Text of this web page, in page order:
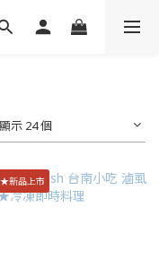
示 24 個
新品上市